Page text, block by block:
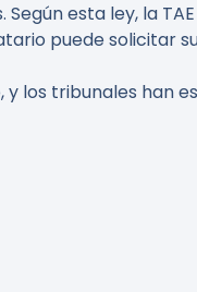
esta ley, la
puede solicitar
los tribunales han